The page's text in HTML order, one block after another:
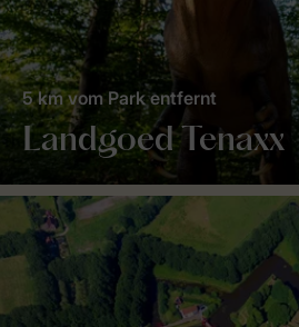
Landgoed Tenaxx
5 km vom Park entfernt